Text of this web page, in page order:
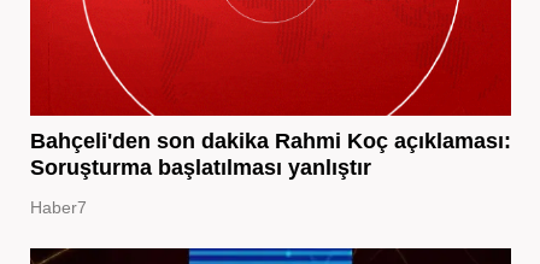
Bahçeli'den son dakika Rahmi Koç açıklaması:
Soruşturma başlatılması yanlıştır
Haber7